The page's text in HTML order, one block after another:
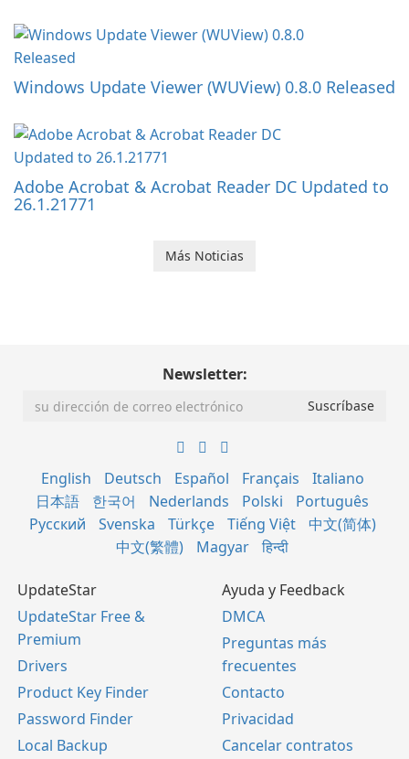
Windows Update Viewer (WUView) 0.8.0 Released
Adobe Acrobat & Acrobat Reader DC Updated to
26.1.21771
Más Noticias
Newsletter:
English Deutsch Español Français
Italiano
日本語
한국어 Nederlands Polski
Português
Русский
Svenska Türkçe Tiếng Việt
中文(简体)
中文(繁體)
Magyar हिन्दी
UpdateStar
UpdateStar Free &
Premium
Drivers
Product Key Finder
Password Finder
Local Backup
Ayuda y Feedback
DMCA
Preguntas más
frecuentes
Contacto
Privacidad
Cancelar contratos